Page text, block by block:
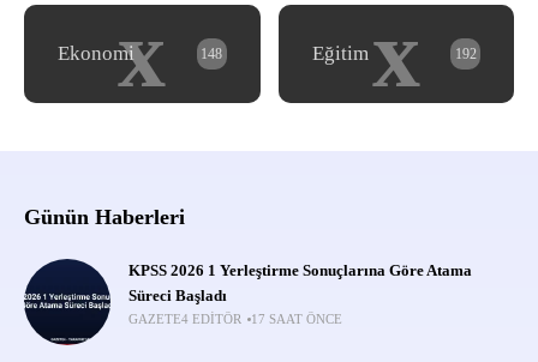
x
Ekonomi 148 x
Eğitim 192
Günün Haberleri
KPSS 2026 1 Yerleştirme Sonuçlarına Göre Atama
Süreci Başladı
GAZETE4 EDITÖR 17 SAAT ÖNCE